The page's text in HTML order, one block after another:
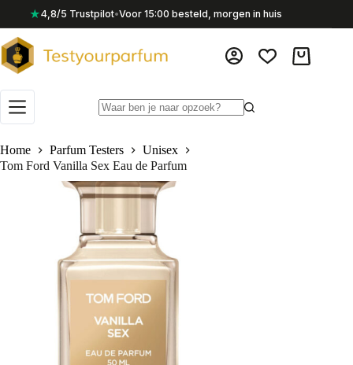
inhoud
★4,8/5 Trustpilot•Voor 15:00 besteld, morgen in huis
Home
Parfum Testers
Unisex
Tom Ford Vanilla Sex Eau de Parfum